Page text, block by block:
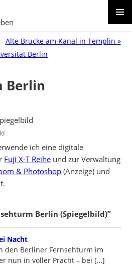
MENU
Alte Brücke am Kanal in Templin »
Berlin
Berlin
ich eine digitale
Fuji X-T Reihe und zur Verwaltung
& Photoshop (Anzeige) und
Berlin (Spiegelbild)”
Nacht
den Berliner Fernsehturm im
nun in voller Pracht – bei […]